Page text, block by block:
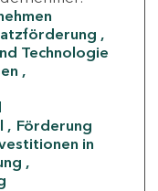
Technologie
Förderung
in